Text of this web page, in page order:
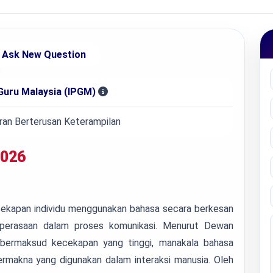
Ask New Question
Malaysia (IPGM)
Berterusan Keterampilan
individu menggunakan bahasa secara berkesan
dalam proses komunikasi. Menurut Dewan
kecekapan yang tinggi, manakala bahasa
yang digunakan dalam interaksi manusia. Oleh